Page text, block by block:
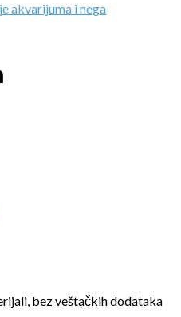
akvarijuma i nega
bez veštačkih dodataka